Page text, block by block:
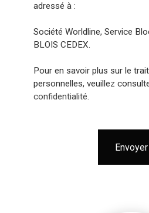
adressé à :
Société Worldline, Service
BLOIS CEDEX.
Pour en savoir plus sur le
personnelles, veuillez
confidentialité.
Envoyer